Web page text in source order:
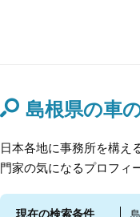
島根県の車
日本各地に事務所を構え
門家の気になるプロフィ
現在の検索条件